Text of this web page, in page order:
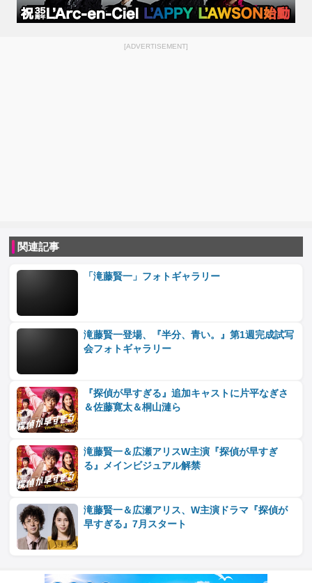
[ADVERTISEMENT]
関連記事
「滝藤賢一」フォトギャラリー
滝藤賢一登場、『半分、青い。』第1週完成試写
会フォトギャラリー
『探偵が早すぎる』追加キャストに片平なぎさ
＆佐藤寛太＆桐山漣ら
滝藤賢一＆広瀬アリスW主演『探偵が早すぎ
る』メインビジュアル解禁
滝藤賢一＆広瀬アリス、W主演ドラマ『探偵が
早すぎる』7月スタート